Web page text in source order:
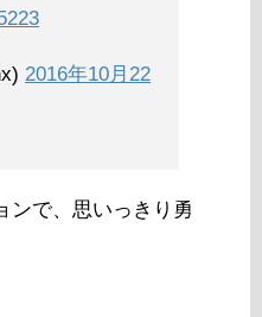
2016年10月22
ンで、思いっきり勇